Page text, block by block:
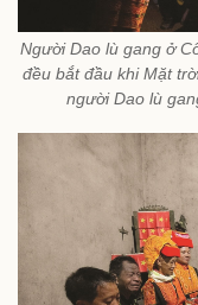
Người Dao lù gang ở
đều bắt đầu khi Mặt
người Dao lù